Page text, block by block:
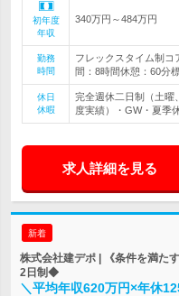
初年度
年収
340万円～484万円
勤務
時間
フレックスタイム制コ
間：8時間休憩：60分
休日
休暇
完全週休二日制（土曜
度実績）・GW・夏季
求人詳細を見る
新着
株式会社建デポ | 《条件を満
2日制◆
＼平均年収620万円×年休